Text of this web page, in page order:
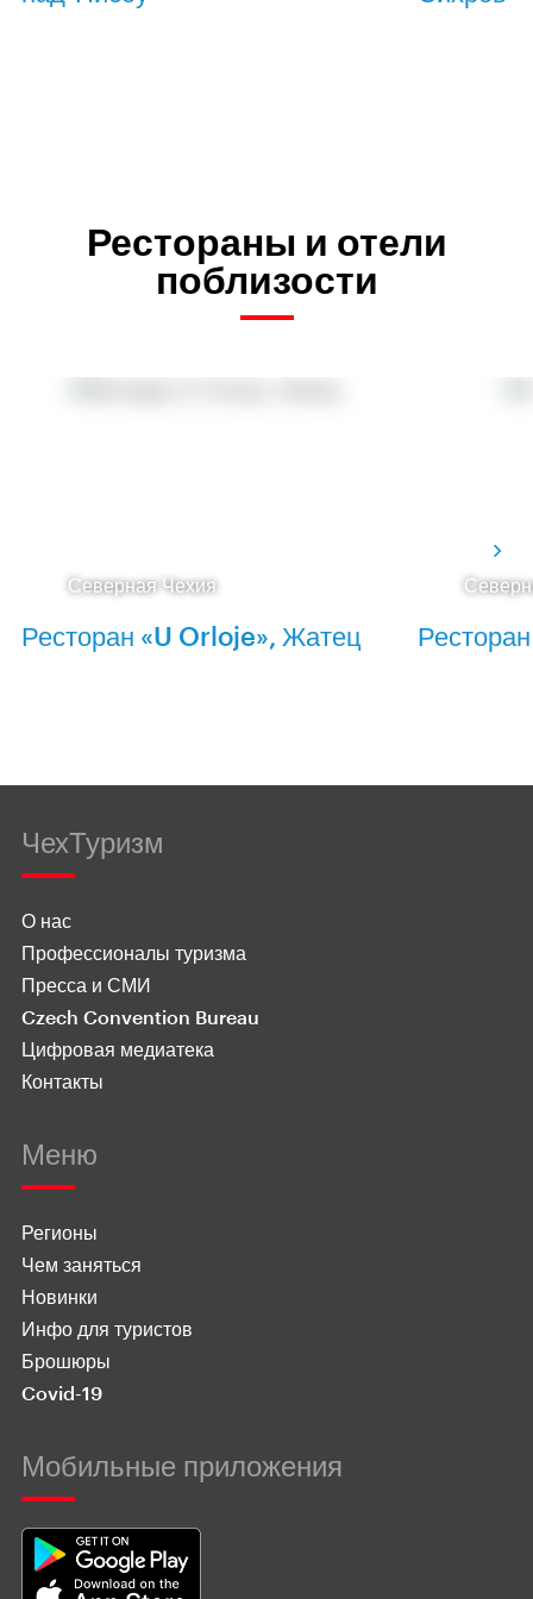
Рестораны и отели
поблизости
Северная Чехия
Ресторан «U Orloje», Жатец
ЧехТуризм
О нас
Профессионалы туризма
Пресса и СМИ
Czech Convention Bureau
Цифровая медиатека
Контакты
Меню
Регионы
Чем заняться
Новинки
Инфо для туристов
Брошюры
Covid-19
Мобильные приложения